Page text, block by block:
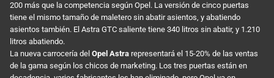
200 más que la competencia según Opel. La versión de cinco puertas
tiene el mismo tamaño de maletero sin abatir asientos, y abatiendo
asientos también. El Astra GTC saliente tiene 340 litros sin abatir, y 1.210
litros abatiendo.
La nueva carrocería del Opel Astra representará el 15-20% de las ventas
de la gama según los chicos de marketing. Los tres puertas están en